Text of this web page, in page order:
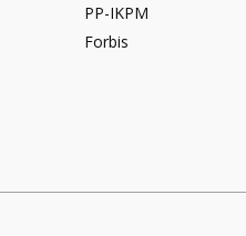
PP-IKPM
Forbis